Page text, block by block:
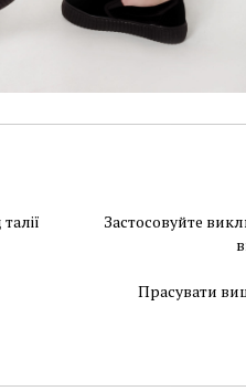
Застосовуйте
Прасувати